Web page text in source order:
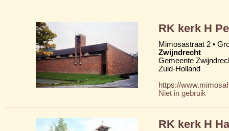
RK kerk H
Mimosastraat 2 •
Zwijndrecht
Gemeente
Zuid-Holland
https://
Niet in gebruik
RK kerk H